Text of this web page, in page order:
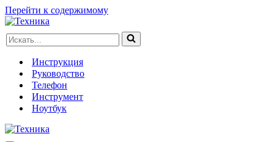
Перейти к содержимому
Искать...
Инструкция
Руководство
Телефон
Инструмент
Ноутбук